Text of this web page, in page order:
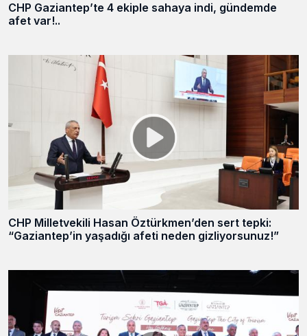
CHP Gaziantep’te 4 ekiple sahaya indi, gündemde
afet var!..
CHP Milletvekili Hasan Öztürkmen’den sert tepki:
“Gaziantep’in yaşadığı afeti neden gizliyorsunuz!”